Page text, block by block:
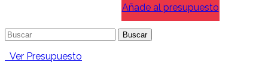
Añade al presupuesto
Buscar:
Ver Presupuesto